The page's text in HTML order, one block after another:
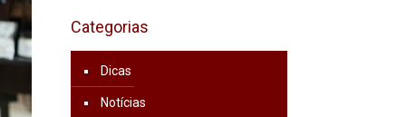
Categorias
Dicas
Notícias